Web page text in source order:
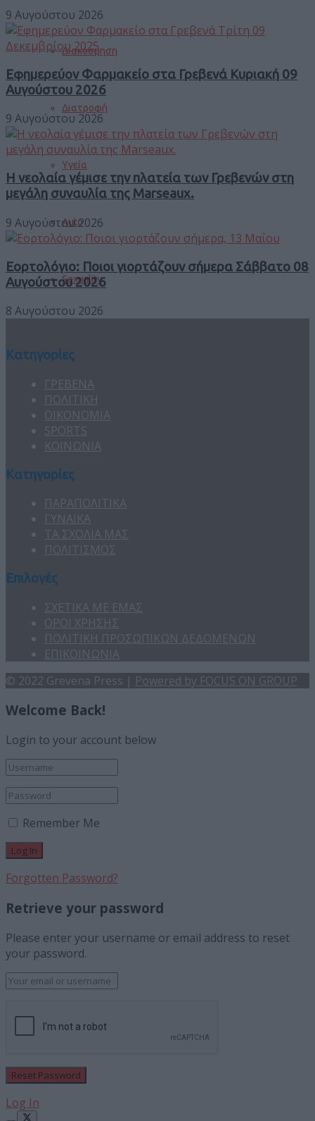
Διακόσμηση
Διατροφή
Υγεία
Auto
Sexuality
9 Αυγούστου 2026
Εφημερεύον Φαρμακείο στα Γρεβενά Κυριακή 09
Αυγούστου 2026
9 Αυγούστου 2026
Η νεολαία γέμισε την πλατεία των Γρεβενών στη
μεγάλη συναυλία της Marseaux.
9 Αυγούστου 2026
Εορτολόγιο: Ποιοι γιορτάζουν σήμερα Σάββατο 08
Αυγούστου 2026
8 Αυγούστου 2026
Κατηγορίες
ΓΡΕΒΕΝΑ
ΠΟΛΙΤΙΚΗ
ΟΙΚΟΝΟΜΙΑ
SPORTS
ΚΟΙΝΩΝΙΑ
Κατηγορίες
ΠΑΡΑΠΟΛΙΤΙΚΑ
ΓΥΝΑΙΚΑ
ΤΑ ΣΧΟΛΙΑ ΜΑΣ
ΠΟΛΙΤΙΣΜΟΣ
Επιλογές
ΣΧΕΤΙΚΑ ΜΕ ΕΜΑΣ
ΟΡΟΙ ΧΡΗΣΗΣ
ΠΟΛΙΤΙΚΗ ΠΡΟΣΩΠΙΚΩΝ ΔΕΔΟΜΕΝΩΝ
ΕΠΙΚΟΙΝΩΝΙΑ
© 2022 Grevena Press | Powered by FOCUS ON GROUP
Welcome Back!
Login to your account below
Remember Me
Forgotten Password?
Retrieve your password
Please enter your username or email address to reset
your password.
Log In